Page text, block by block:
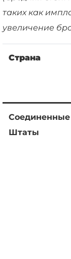
таких как
увеличение
Страна
Соединенные
Штаты